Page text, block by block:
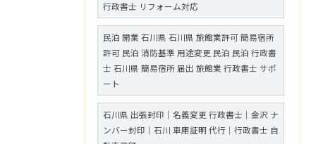
行政書士 リフォーム対応
民泊 開業 石川県 石川県 旅館業許可 簡易宿所
許可 民泊 消防基準 用途変更 民泊 民泊 行政書
士 石川県 簡易宿所 届出 旅館業 行政書士 サポ
ート
石川県 出張封印｜名義変更 行政書士｜金沢 ナ
ンバー封印｜石川 車庫証明 代行｜行政書士 自